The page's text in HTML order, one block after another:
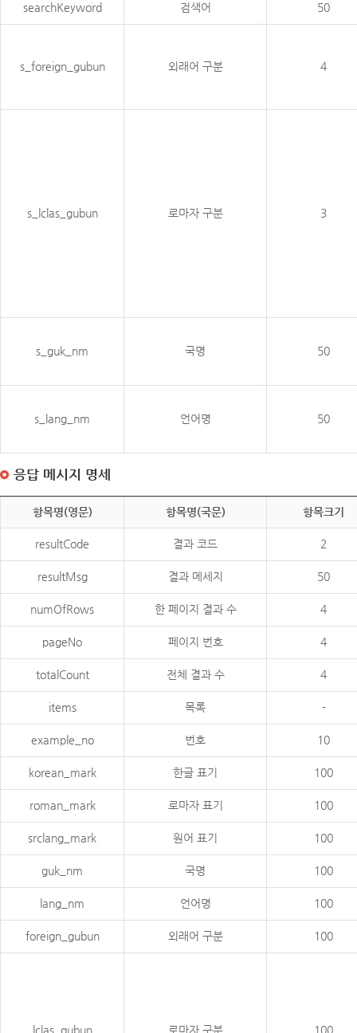
searchKeyword 검색어 50
s_foreign_gubun 외래어 구분 4
s_lclas_gubun 로마자 구분 3
s_guk_nm 국명 50
s_lang_nm 언어명 50
응답 메시지 명세
항목명(영문) 항목명(국문) 항목크기
resultCode 결과 코드 2
resultMsg 결과 메세지 50
numOfRows 한 페이지 결과 수 4
pageNo 페이지 번호 4
totalCount 전체 결과 수 4
items 목록 -
example_no 번호 10
korean_mark 한글 표기 100
roman_mark 로마자 표기 100
srclang_mark 원어 표기 100
guk_nm 국명 100
lang_nm 언어명 100
foreign_gubun 외래어 구분 100
lclas_gubun 로마자 구분 100